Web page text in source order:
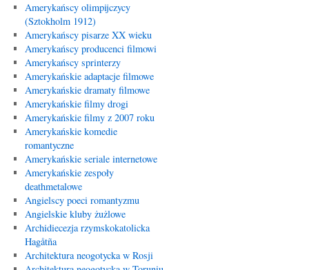
Amerykańscy olimpijczycy
(Sztokholm 1912)
Amerykańscy pisarze XX wieku
Amerykańscy producenci filmowi
Amerykańscy sprinterzy
Amerykańskie adaptacje filmowe
Amerykańskie dramaty filmowe
Amerykańskie filmy drogi
Amerykańskie filmy z 2007 roku
Amerykańskie komedie
romantyczne
Amerykańskie seriale internetowe
Amerykańskie zespoły
deathmetalowe
Angielscy poeci romantyzmu
Angielskie kluby żużlowe
Archidiecezja rzymskokatolicka
Hagåtña
Architektura neogotycka w Rosji